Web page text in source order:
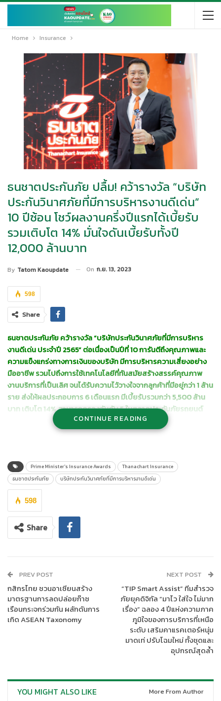
Home Insurance
ธนชาตประกันภัย ปลื้ม! คว้ารางวัล “บริษัท
ประกันวินาศภัยที่มีการบริหารงานดีเด่น”
10 ปีซ้อน โชว์ผลงานครึ่งปีแรกได้เบี้ยรับ
รวมเติบโต 14% มั่นใจดันเบี้ยรับทั้งปี
12,000 ล้านบาท
By Tatom Kaoupdate On ก.ย. 13, 2023
598
Share
ธนชาตประกันภัย คว้ารางวัล“บริษัทประกันวินาศภัยที่มีการบริหาร
งานดีเด่น ประจำปี 2565” ต่อเนื่องเป็นปีที่ 10 การันตีถึงคุณภาพและ
ความแข็งแกร่งทางการเงินของบริษัท มีการบริหารความเสี่ยงอย่าง
มืออาชีพ รวมไปถึงการใช้เทคโนโลยีที่ทันสมัยสร้างสรรค์คุณภาพ
งานบริการที่เป็นเลิศจนได้รับความไว้วางใจจากลูกค้าที่มีอยู่กว่า1 ล้าน
ราย ส่งให้ผลประกอบการ 6 เดือนแรก มีเบี้ยรับรวมกว่า 5,500 ล้าน
บาท เติบโต 14% สามารถครองอันดับ 5 ในตลาดประกันภัยรถยนต์
ภูมิใจดันแบรนด์ขึ้นสู่ท็อป 3 บริษัทประกันวินาศภัยที่อยู่ในใจลูกค้า และ
คาดว่าทั้งปี 2566 จะสร้างเบี้ยประกันภัยรับรวมได้ 12,000 ล้านบาท
นายพีระพัฒน์ เมฆสิงห์วี ประธานเจ้าหน้าที่บริหาร บมจ.ธนชาตประกัน
ภัยเปิดเผยว่า “บริษัทฯ ได้รับรางวัล “บริษัทประกันวินาศภัยที่มีการ
บริหารงานดีเด่น” ต่อเนื่องเป็นปีที่ 10 จากสำนักงานคณะกรรมการ
กำกับและส่งเสริมการประกอบธุรกิจประกันภัย (สำนักงาน คปภ.) ใน
งานมอบรางวัลประกันภัยดีเด่นครบวงจร (Prime Minister’s
Insurance Awards) ประจำปี 2566 เป็นรางวัลที่ตอกย้ำความสำเร็จ
ด้านการบริหารงานที่ดี มีศักยภาพการดำเนินธุรกิจที่อยู่ในระดับที่ดี
ดำเนินธุรกิจด้วยความรับผิดชอบต่อสังคมให้เป็นแบบอย่างที่ดี”
CONTINUE READING
Prime Minister's Insurance Awards
Thanachart Insurance
ธนชาตประกันภัย
บริษัทประกันวินาศภัยที่มีการบริหารงานดีเด่น
598
Share
PREV POST
กสิกรไทย ชวนอาเซียนสร้าง
มาตรฐานการลดปล่อยก๊าซ
เรือนกระจกร่วมกัน ผลักดันการ
เกิด ASEAN Taxonomy
NEXT POST
“TIP Smart Assist” ทีมสำรวจ
ภัยยุคดิจิทัล “มาไว ใส่ใจ ไม่มาก
เรื่อง” ฉลอง 4 ปีแห่งความภาค
ภูมิใจของการบริการที่เหนือ
ระดับ เสริมคาแรคเตอร์หนุ่ม
มาดเท่ ปรับโฉมใหม่ ทั้งชุดและ
อุปกรณ์สุดล้ำ
YOU MIGHT ALSO LIKE More From Author